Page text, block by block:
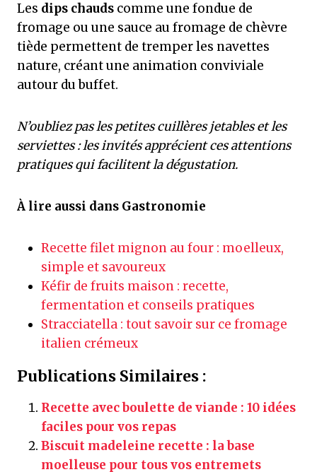
Les dips chauds comme une fondue de
fromage ou une sauce au fromage de chèvre
tiède permettent de tremper les navettes
nature, créant une animation conviviale
autour du buffet.
N’oubliez pas les petites cuillères jetables et les
serviettes : les invités apprécient ces attentions
pratiques qui facilitent la dégustation.
À lire aussi dans Gastronomie
Recette filet mignon au four : moelleux,
simple et savoureux
Kéfir de fruits maison : recette,
fermentation et conseils pratiques
Stracciatella : tout savoir sur ce fromage
italien crémeux
Publications Similaires :
Recette avec boulette de viande : 10 idées
faciles pour vos repas
Biscuit madeleine recette : la base
moelleuse pour tous vos entremets